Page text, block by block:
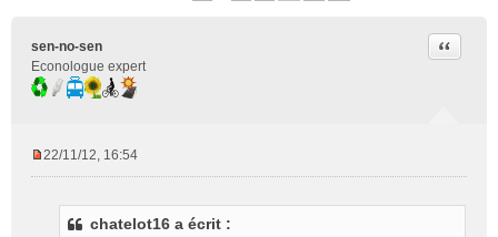
sen-no-sen
Econologue expert
Citer
22/11/12, 16:54
chatelot16 a écrit :